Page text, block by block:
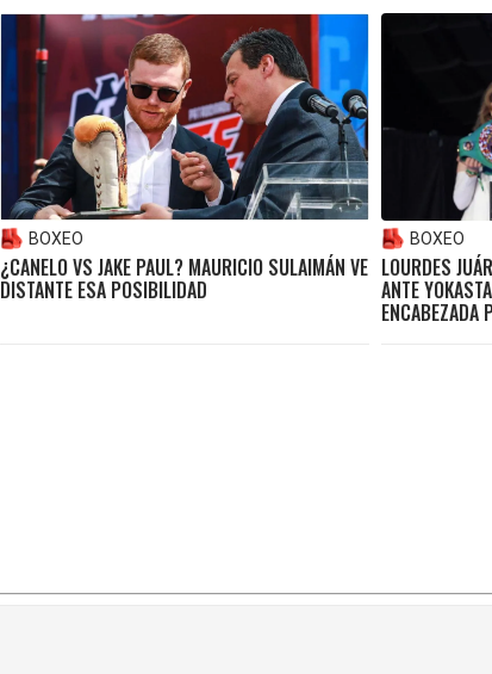
BOXEO
¿CANELO VS JAKE PAUL? MAURICIO SULAIMÁN VE
DISTANTE ESA POSIBILIDAD
BOXEO
LOURDES
ANTE
ENCABEZADA